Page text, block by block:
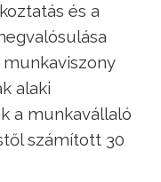
és a
alaki
a munkavállaló
számított 30